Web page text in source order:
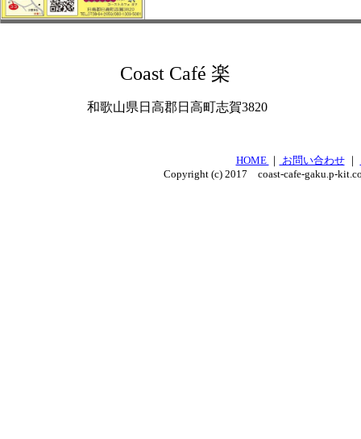
Coast Café 楽
和歌山県日高郡日高町志賀3820
HOME ｜ お問い合わせ｜
Copyright (c) 2017 coast-cafe-gaku.p-